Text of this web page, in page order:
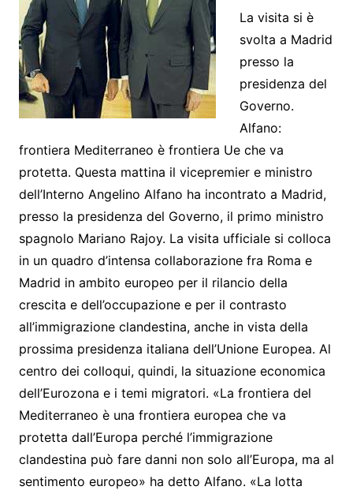
La visita si è
svolta a Madrid
presso la
presidenza del
Governo.
Alfano:
frontiera Mediterraneo è frontiera Ue che va
protetta. Questa mattina il vicepremier e ministro
dell’Interno Angelino Alfano ha incontrato a Madrid,
presso la presidenza del Governo, il primo ministro
spagnolo Mariano Rajoy. La visita ufficiale si colloca
in un quadro d’intensa collaborazione fra Roma e
Madrid in ambito europeo per il rilancio della
crescita e dell’occupazione e per il contrasto
all’immigrazione clandestina, anche in vista della
prossima presidenza italiana dell’Unione Europea. Al
centro dei colloqui, quindi, la situazione economica
dell’Eurozona e i temi migratori. «La frontiera del
Mediterraneo è una frontiera europea che va
protetta dall’Europa perché l’immigrazione
clandestina può fare danni non solo all’Europa, ma al
sentimento europeo» ha detto Alfano. «La lotta